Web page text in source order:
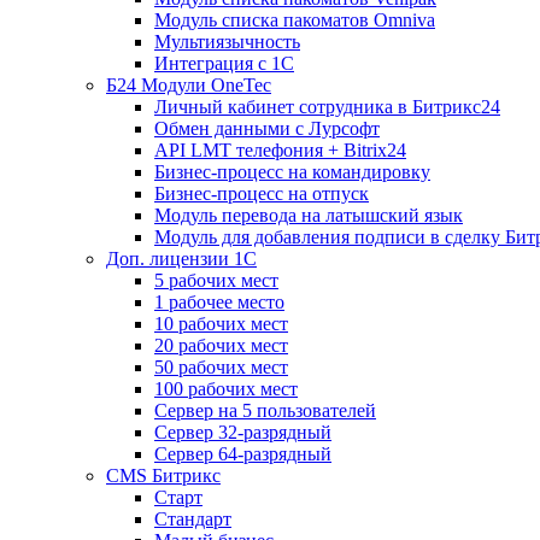
Модуль списка пакоматов Omniva
Мультиязычность
Интеграция с 1С
Б24 Модули OneTec
Личный кабинет сотрудника в Битрикс24
Обмен данными с Лурсофт
API LMT телефония + Bitrix24
Бизнес-процесс на командировку
Бизнес-процесс на отпуск
Модуль перевода на латышский язык
Модуль для добавления подписи в сделку
Доп. лицензии 1С
5 рабочих мест
1 рабочее место
10 рабочих мест
20 рабочих мест
50 рабочих мест
100 рабочих мест
Сервер на 5 пользователей
Сервер 32-разрядный
Сервер 64-разрядный
CMS Битрикс
Старт
Стандарт